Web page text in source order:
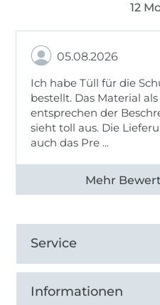
12
05.08.2026
Ich habe Tüll für die
bestellt. Das Material
entsprechen der
sieht toll aus. Die
auch das Pre ...
Alle 82950
Service
Informationen